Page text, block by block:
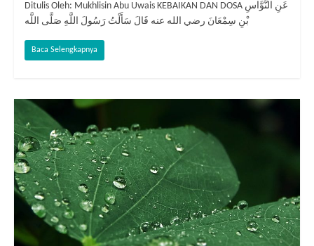
Ditulis Oleh: Mukhlisin Abu Uwais KEBAIKAN DAN DOSA عَنِ النَّوَّاسِ
بْنِ سِمْعَانَ رضي الله عنه قَالَ سَأَلْتُ رَسُولَ اللَّهِ صَلَّى اللَّه
Baca Selengkapnya